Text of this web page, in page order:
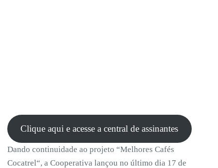
Clique aqui e acesse a central de assinantes
Dando continuidade ao projeto “Melhores Cafés
Cocatrel“, a Cooperativa lançou no último dia 17 de